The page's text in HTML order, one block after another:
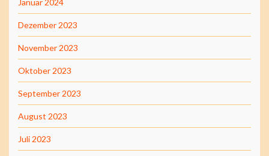
Dezember 2023
November 2023
Oktober 2023
September 2023
August 2023
Juli 2023